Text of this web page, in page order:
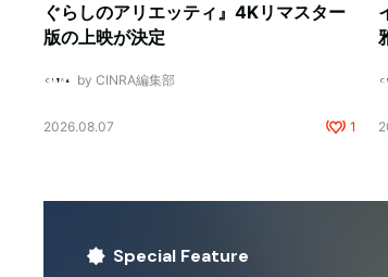
ぐらしのアリエッティ』4Kリマスター
版の上映が決定
by CINRA編集部
2026.08.07 1
Special Feature